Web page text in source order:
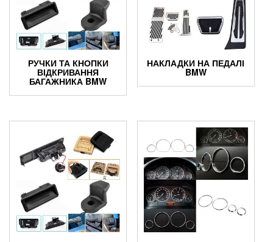
РУЧКИ ТА КНОПКИ
ВІДКРИВАННЯ
БАГАЖНИКА BMW
НАКЛАДКИ НА ПЕДАЛІ
BMW